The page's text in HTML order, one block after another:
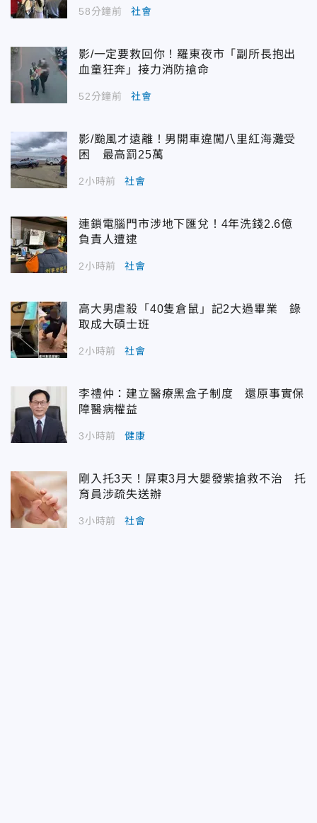
58分鐘前 社會
影/一定要救回你！羅東夜市「副所長抱出
血童狂奔」接力消防搶命
52分鐘前 社會
影/颱風才遠離！男開車違闖八里紅海灘受
困 最高罰25萬
2小時前 社會
連鎖電腦門市涉地下匯兌！4年洗錢2.6億
負責人遭逮
2小時前 社會
高大男虐殺「40隻倉鼠」記2大過畢業 錄
取成大碩士班
2小時前 社會
李禮仲：建立醫療黑盒子制度 還原事實保
障醫病權益
3小時前 健康
剛入托3天！屏東3月大嬰發紫搶救不治 托
育員涉疏失送辦
3小時前 社會